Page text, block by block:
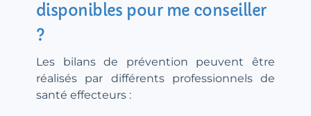
disponibles pour me conseiller
?
Les bilans de prévention peuvent être
réalisés par différents professionnels de
santé effecteurs :